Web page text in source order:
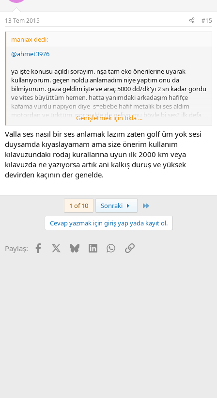
13 Tem 2015 #15
maniax dedi:
@ahmet3976
ya işte konusu açıldı sorayım. nşa tam eko önerilerine uyarak
kullanıyorum. geçen noldu anlamadım niye yaptım onu da
bilmiyorum. gaza geldim işte ve araç 5000 dd/dk'yı 2 sn kadar gördü
ve vites büyüttüm hemen. hatta yanımdaki arkadaşım hafifçe
kafama vurdu napıyon diye s=ebebe hafif metalik bi ses aldım
motordan ve ürktüm. normalde de geliyo mu böyle bi ses? ilk defa
motorun ses çıkardığını duydum
Genişletmek için tıkla ...
Valla ses nasıl bir ses anlamak lazım zaten golf üm yok sesi
duysamda kıyaslayamam ama size önerim kullanım
kılavuzundaki rodaj kurallarına uyun ilk 2000 km veya
kılavuzda ne yazıyorsa artık ani kalkış duruş ve yüksek
devirden kaçının der genelde.
1 of 10 Sonraki
Cevap yazmak için giriş yap yada kayıt ol.
Paylaş: Facebook BlueskyLinkedInWhatsApp
Link